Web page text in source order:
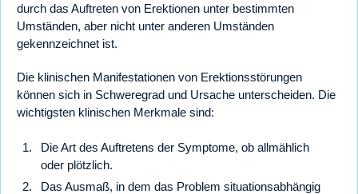
durch das Auftreten von Erektionen unter bestimmten
Umständen, aber nicht unter anderen Umständen
gekennzeichnet ist.
Die klinischen Manifestationen von Erektionsstörungen
können sich in Schweregrad und Ursache unterscheiden. Die
wichtigsten klinischen Merkmale sind:
Die Art des Auftretens der Symptome, ob allmählich
oder plötzlich.
Das Ausmaß, in dem das Problem situationsabhängig